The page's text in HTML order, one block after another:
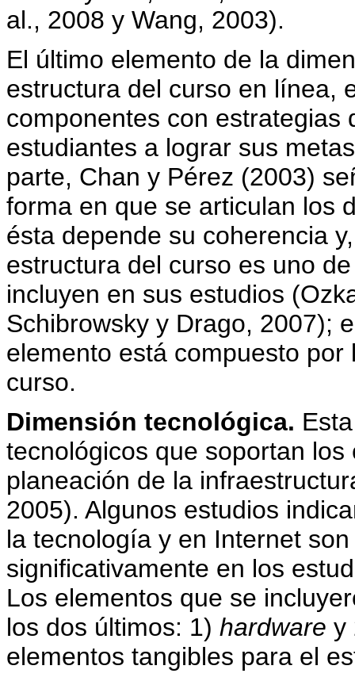
al., 2008 y Wang, 2003).
El último elemento de la
estructura del curso en línea,
componentes con estrategias
estudiantes a lograr sus
parte, Chan y Pérez (2003)
forma en que se articulan los
ésta depende su coherencia
estructura del curso es uno
incluyen en sus estudios
Schibrowsky y Drago, 2007);
elemento está compuesto
curso.
Dimensión tecnológica.
tecnológicos que soportan
planeación de la
2005). Algunos estudios
la tecnología y en Internet
significativamente en los
Los elementos que se
los dos últimos: 1) hardware y
elementos tangibles para el